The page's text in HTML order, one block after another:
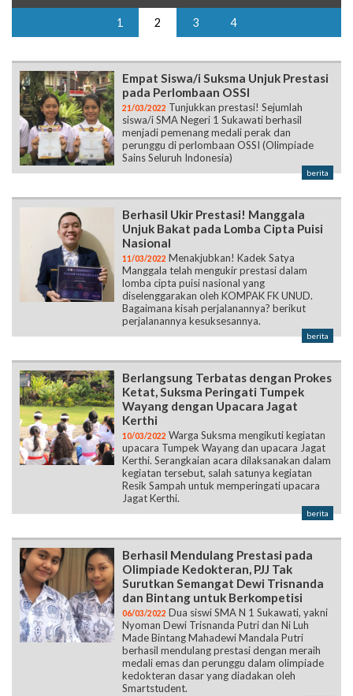
1 2 3 4
Empat Siswa/i Suksma Unjuk Prestasi
pada Perlombaan OSSI
21/03/2022 Tunjukkan prestasi! Sejumlah
siswa/i SMA Negeri 1 Sukawati berhasil
menjadi pemenang medali perak dan
perunggu di perlombaan OSSI (Olimpiade
Sains Seluruh Indonesia)
berita
Berhasil Ukir Prestasi! Manggala
Unjuk Bakat pada Lomba Cipta Puisi
Nasional
11/03/2022 Menakjubkan! Kadek Satya
Manggala telah mengukir prestasi dalam
lomba cipta puisi nasional yang
diselenggarakan oleh KOMPAK FK UNUD.
Bagaimana kisah perjalanannya? berikut
perjalanannya kesuksesannya.
berita
Berlangsung Terbatas dengan Prokes
Ketat, Suksma Peringati Tumpek
Wayang dengan Upacara Jagat
Kerthi
10/03/2022 Warga Suksma mengikuti kegiatan
upacara Tumpek Wayang dan upacara Jagat
Kerthi. Serangkaian acara dilaksanakan dalam
kegiatan tersebut, salah satunya kegiatan
Resik Sampah untuk memperingati upacara
Jagat Kerthi.
berita
Berhasil Mendulang Prestasi pada
Olimpiade Kedokteran, PJJ Tak
Surutkan Semangat Dewi Trisnanda
dan Bintang untuk Berkompetisi
06/03/2022 Dua siswi SMA N 1 Sukawati, yakni
Nyoman Dewi Trisnanda Putri dan Ni Luh
Made Bintang Mahadewi Mandala Putri
berhasil mendulang prestasi dengan meraih
medali emas dan perunggu dalam olimpiade
kedokteran dasar yang diadakan oleh
Smartstudent.